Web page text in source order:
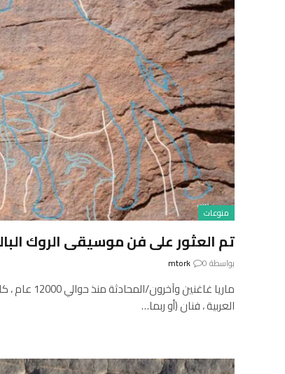
منوعات
تم العثور على فن موسيقى الروك البالغ من
بواسطة mtork 0
ماريا
العربية ، فنان (أو ربما…